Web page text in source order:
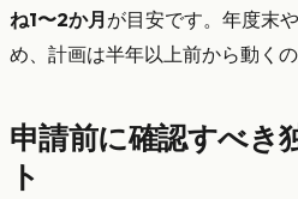
ね1〜2か月 が目安です。年度末
め、計画は半年以上前から動くの
申請前に確認すべき
ト